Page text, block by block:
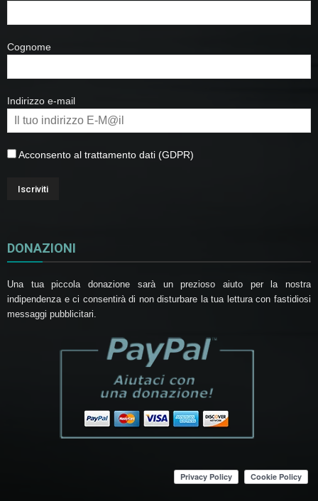
Cognome
Indirizzo e-mail
Acconsento al trattamento dati (GDPR)
DONAZIONI
Una tua piccola donazione sarà un prezioso aiuto per la nostra
indipendenza e ci consentirà di non disturbare la tua lettura con fastidiosi
messaggi pubblicitari.